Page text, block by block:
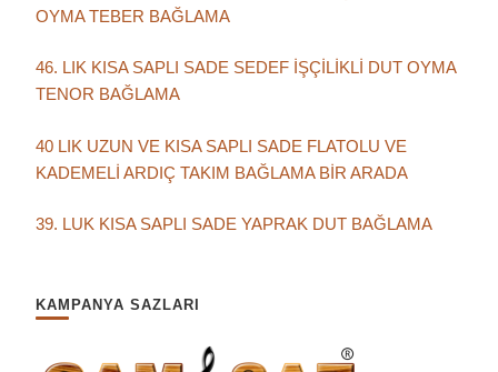
OYMA TEBER BAĞLAMA
46. LIK KISA SAPLI SADE SEDEF İŞÇİLİKLİ DUT OYMA
TENOR BAĞLAMA
40 LIK UZUN VE KISA SAPLI SADE FLATOLU VE
KADEMELİ ARDIÇ TAKIM BAĞLAMA BİR ARADA
39. LUK KISA SAPLI SADE YAPRAK DUT BAĞLAMA
KAMPANYA SAZLARI